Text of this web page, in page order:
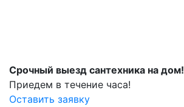
Срочный выезд сантехника на дом!
Приедем в течение часа!
Оставить заявку